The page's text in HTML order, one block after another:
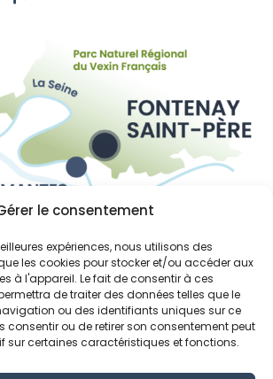
le consentement
expériences, nous utilisons des
les cookies pour stocker et/ou accéder aux
à l'appareil. Le fait de consentir à ces
de traiter des données telles que le
ou des identifiants uniques sur ce
consentir ou de retirer son consentement peut
sur certaines caractéristiques et fonctions.
Yvelines
et Oise
du Vexin français